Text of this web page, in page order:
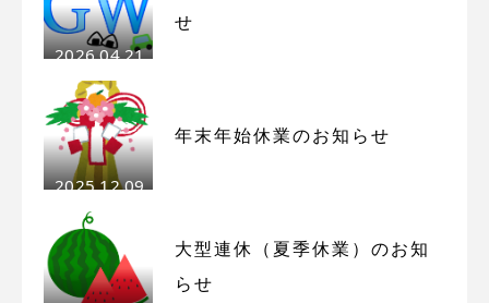
お知らせ
お問い合わせ
せ
2026.04.21
年末年始休業のお知らせ
2025.12.09
大型連休（夏季休業）のお知
らせ